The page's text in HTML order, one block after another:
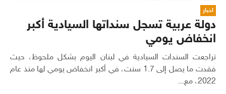
اخبار
دولة عربية تسجل سنداتها السيادية أكبر
انخفاض يومي
تراجعت السندات السيادية في لبنان اليوم بشكل ملحوظ، حيث
فقدت ما يصل إلى 1.7 سنت، في أكبر انخفاض يومي لها منذ عام
2022، مع...